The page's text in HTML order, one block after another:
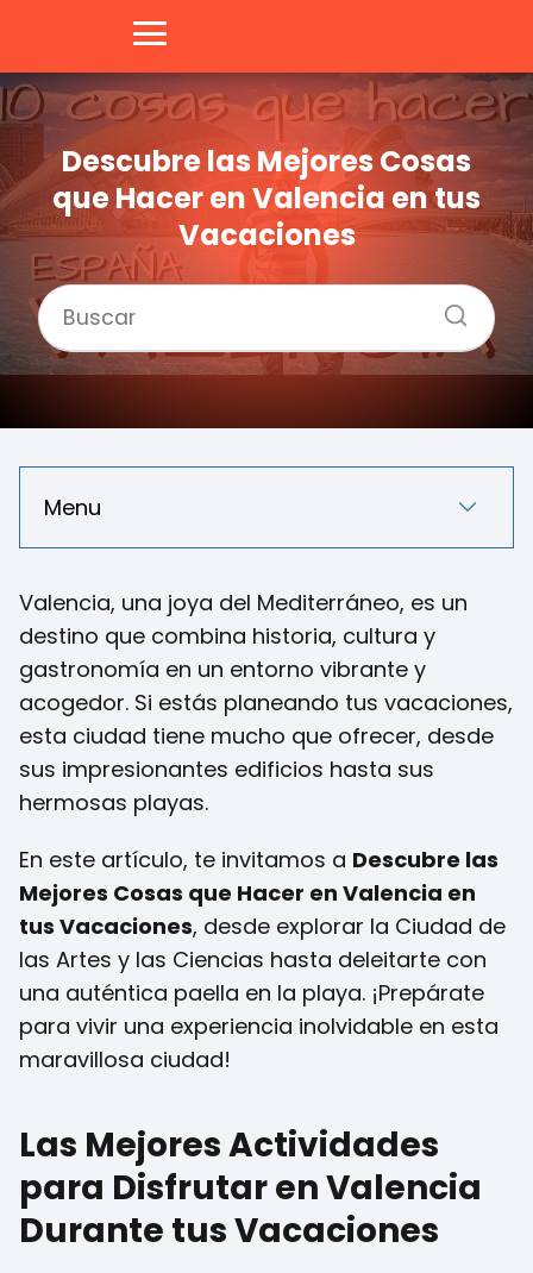
Descubre las Mejores Cosas
que Hacer en Valencia en tus
Vacaciones
Menu
Valencia, una joya del Mediterráneo, es un
destino que combina historia, cultura y
gastronomía en un entorno vibrante y
acogedor. Si estás planeando tus vacaciones,
esta ciudad tiene mucho que ofrecer, desde
sus impresionantes edificios hasta sus
hermosas playas.
En este artículo, te invitamos a Descubre las
Mejores Cosas que Hacer en Valencia en
tus Vacaciones, desde explorar la Ciudad de
las Artes y las Ciencias hasta deleitarte con
una auténtica paella en la playa. ¡Prepárate
para vivir una experiencia inolvidable en esta
maravillosa ciudad!
Las Mejores Actividades
para Disfrutar en Valencia
Durante tus Vacaciones